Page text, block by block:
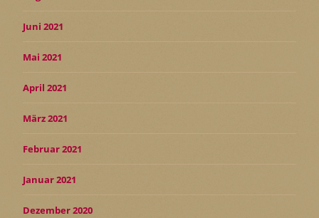
Juni 2021
Mai 2021
April 2021
März 2021
Februar 2021
Januar 2021
Dezember 2020